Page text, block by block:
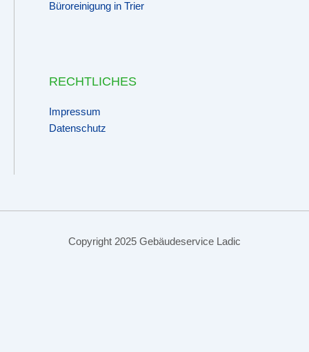
Büroreinigung in Trier
RECHTLICHES
Impressum
Datenschutz
Copyright 2025 Gebäudeservice Ladic